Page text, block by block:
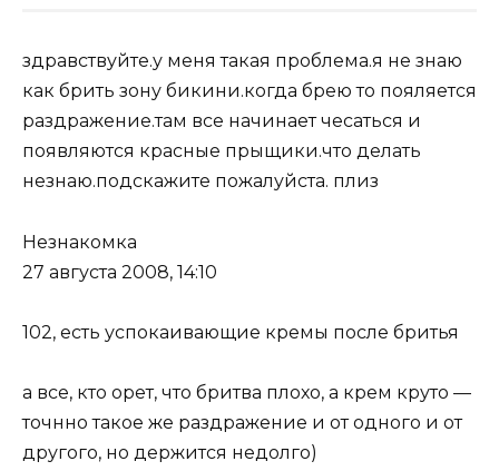
здравствуйте.у меня такая проблема.я не знаю
как брить зону бикини.когда брею то пояляется
раздражение.там все начинает чесаться и
появляются красные прыщики.что делать
незнаю.подскажите пожалуйста. плиз
Незнакомка
27 августа 2008, 14:10
102, есть успокаивающие кремы после бритья
а все, кто орет, что бритва плохо, а крем круто —
точнно такое же раздражение и от одного и от
другого, но держится недолго)